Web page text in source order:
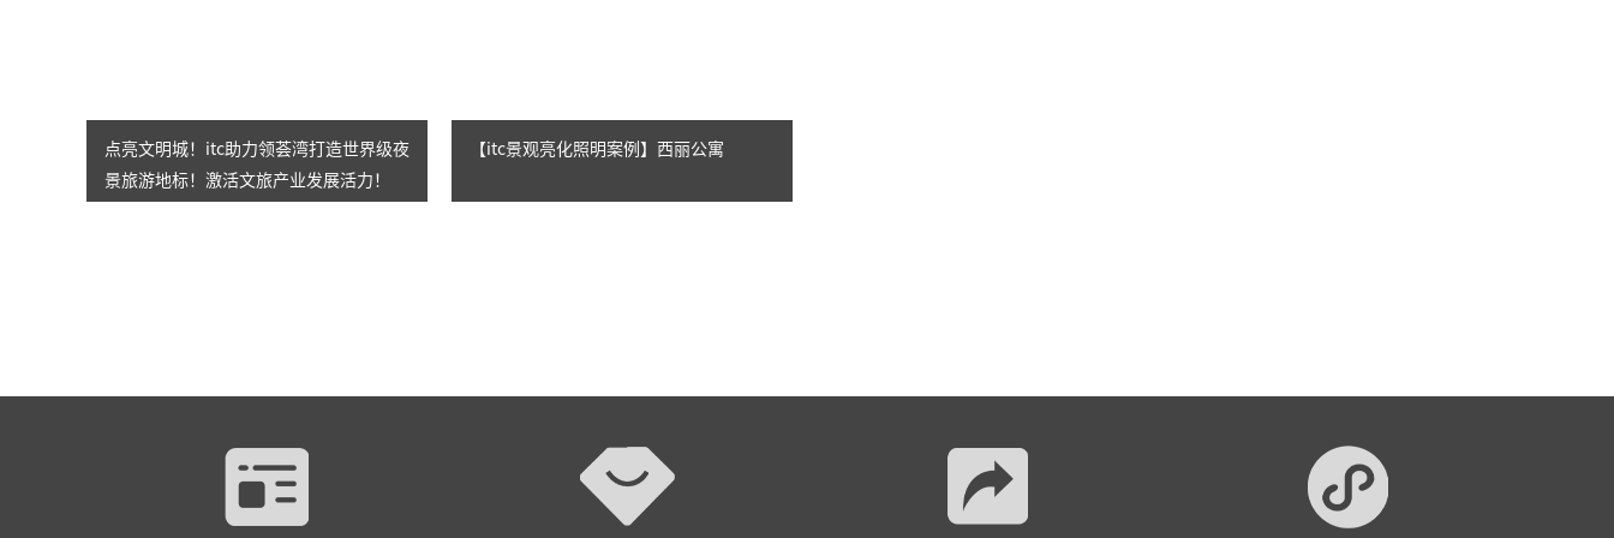
点亮文明城！itc助力领荟湾打造世界级夜
景旅游地标！激活文旅产业发展活力！
【itc景观亮化照明案例】西丽公寓